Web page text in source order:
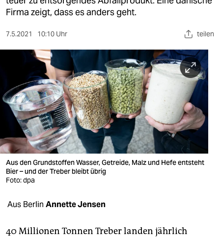
gesellschaft
berlin
nord
wahrheit
verlag
verlag
shop
fragen & hilfe
Firma zeigt, dass es anders geht.
7.5.2021 10:10 Uhr teilen
Aus den Grundstoffen Wasser, Getreide, Malz und Hefe entsteht
Bier – und der Treber bleibt übrig
Foto: dpa
Aus Berlin Annette Jensen
40 Millionen Tonnen Treber landen jährlich